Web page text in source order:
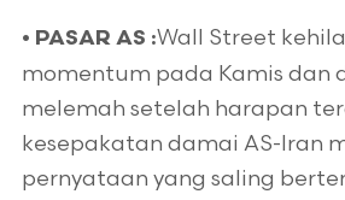
• PASAR AS :Wall Street
momentum pada Kamis dan
melemah setelah harapan
kesepakatan damai AS-Iran
pernyataan yang saling